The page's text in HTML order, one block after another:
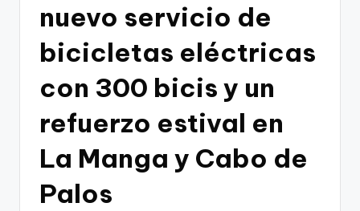
nuevo servicio de
bicicletas eléctricas
con 300 bicis y un
refuerzo estival en
La Manga y Cabo de
Palos